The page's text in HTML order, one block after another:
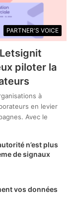
PARTNER'S VOICE
piloter la
à
en levier
Avec le
n’est plus
de signaux
vos données